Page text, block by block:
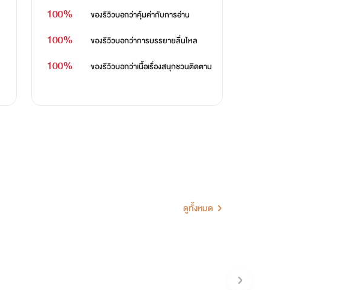
100% ของรีวิวบอกว่าคุ้มค่ากับการอ่าน
100% ของรีวิวบอกว่าการบรรยายลื่นไหล
100% ของรีวิวบอกว่าเนื้อเรื่องสนุกชวนติดตาม
ดูทั้งหมด